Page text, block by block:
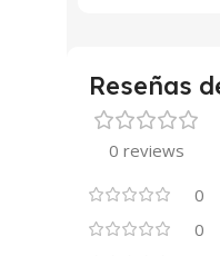
Reseñas
0 reviews
0
0